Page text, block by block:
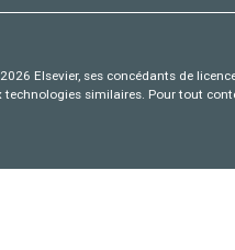
Elsevier, ses concédants de
similaires. Pour tout